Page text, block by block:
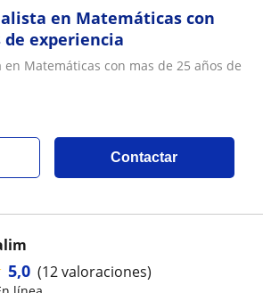
en Matemáticas con
de experiencia
Matemáticas con mas de 25 años de
Contactar
5,0 (12 valoraciones)